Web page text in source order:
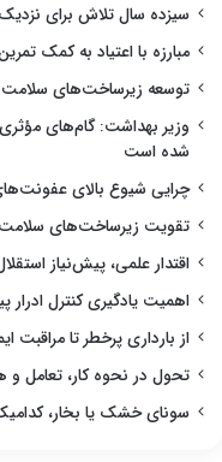
سیزده سال تلاش برای
مبارزه با اعتیاد به کمک
توسعه زیرساخت‌های سلامت فارس با ۳
وزیر بهداشت: گام‌های
شده است
چرایی شیوع بالای
تقویت زیرساخت‌های سلامت
اقتدار علمی، پیش‌نیاز
اهمیت یادگیری کنترل ادرار پیش از
از بارداری پرخطر تا مراقبت
تحول در نحوه کار، تعامل و
سونای خشک یا بخار،